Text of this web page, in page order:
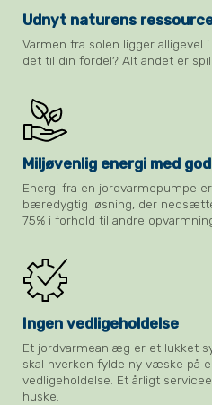
Udnyt naturens
Varmen fra solen ligger alligevel
det til din fordel? Alt andet er
Miljøvenlig energi med
Energi fra en jordvarmepumpe
bæredygtig løsning, der
75% i forhold til andre
Ingen vedligeholdelse
Et jordvarmeanlæg er et lukket
skal hverken fylde ny væske på
vedligeholdelse. Et årligt
huske.